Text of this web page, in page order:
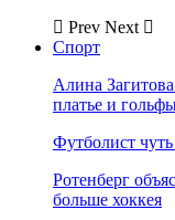
Prev Next
Спорт
Алина
платье и
Футболист
Ротенберг
больше хоккея